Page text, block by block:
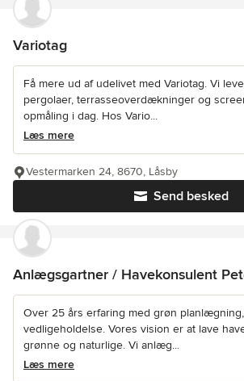
Variotag
Få mere ud af udelivet med Variotag. Vi
pergolaer, terrasseoverdækninger og
opmåling i dag. Hos Vario...
Læs mere
Send besked
Vestermarken 24, 8670, Låsby
Anlægsgartner / Havekonsulent
Over 25 års erfaring med grøn
vedligeholdelse. Vores vision er at lave
grønne og naturlige. Vi anlæg...
Læs mere